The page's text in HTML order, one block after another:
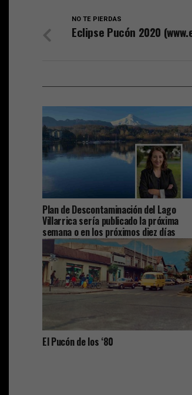
NO TE PIERDAS
Eclipse Pucón 2020
Plan de Descontaminación del Lago
Villarrica sería publicado la próxima
semana o en los próximos diez días
El Pucón de los ‘80